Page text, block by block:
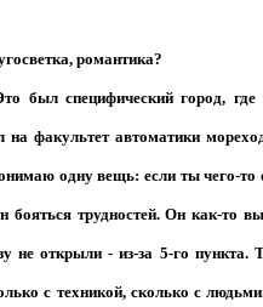
романтика?
был специфический город, где
факультет автоматики
одну вещь: если ты чего-то
бояться трудностей. Он как-то
не открыли - из-за 5-го пункта.
с техникой, сколько с